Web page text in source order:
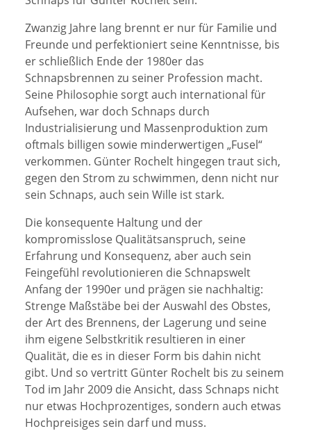
Zwanzig Jahre lang brennt er nur für Familie und
Freunde und perfektioniert seine Kenntnisse, bis
er schließlich Ende der 1980er das
Schnapsbrennen zu seiner Profession macht.
Seine Philosophie sorgt auch international für
Aufsehen, war doch Schnaps durch
Industrialisierung und Massenproduktion zum
oftmals billigen sowie minderwertigen „Fusel“
verkommen. Günter Rochelt hingegen traut sich,
gegen den Strom zu schwimmen, denn nicht nur
sein Schnaps, auch sein Wille ist stark.
Die konsequente Haltung und der
kompromisslose Qualitätsanspruch, seine
Erfahrung und Konsequenz, aber auch sein
Feingefühl revolutionieren die Schnapswelt
Anfang der 1990er und prägen sie nachhaltig:
Strenge Maßstäbe bei der Auswahl des Obstes,
der Art des Brennens, der Lagerung und seine
ihm eigene Selbstkritik resultieren in einer
Qualität, die es in dieser Form bis dahin nicht
gibt. Und so vertritt Günter Rochelt bis zu seinem
Tod im Jahr 2009 die Ansicht, dass Schnaps nicht
nur etwas Hochprozentiges, sondern auch etwas
Hochpreisiges sein darf und muss.